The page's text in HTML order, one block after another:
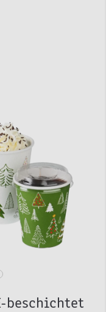
beschichtet